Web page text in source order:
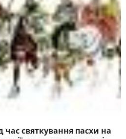
час святкування пасхи на